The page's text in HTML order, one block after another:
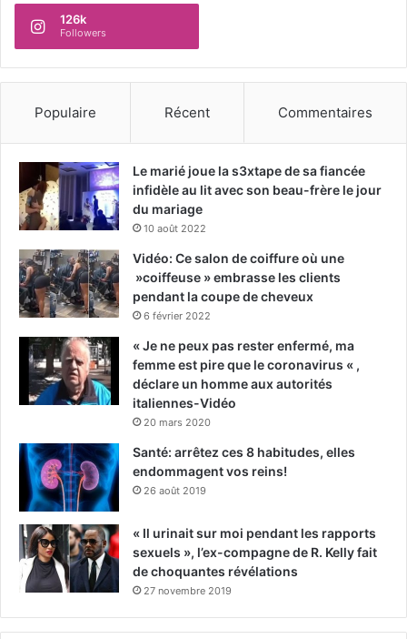
126k
Followers
Populaire Récent Commentaires
Le marié joue la s3xtape de sa fiancée
infidèle au lit avec son beau-frère le jour
du mariage
10 août 2022
Vidéo: Ce salon de coiffure où une
»coiffeuse » embrasse les clients
pendant la coupe de cheveux
6 février 2022
« Je ne peux pas rester enfermé, ma
femme est pire que le coronavirus « ,
déclare un homme aux autorités
italiennes-Vidéo
20 mars 2020
Santé: arrêtez ces 8 habitudes, elles
endommagent vos reins!
26 août 2019
« Il urinait sur moi pendant les rapports
sexuels », l’ex-compagne de R. Kelly fait
de choquantes révélations
27 novembre 2019